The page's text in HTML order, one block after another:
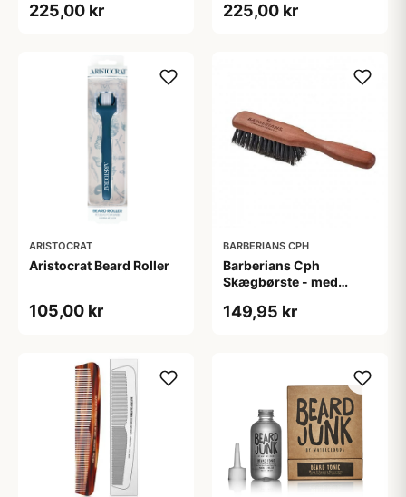
ml)
225,00 kr 225,00 kr
ARISTOCRAT
Aristocrat Beard Roller
105,00 kr
BARBERIANS CPH
Barberians Cph
Skægbørste - med
149,95 kr